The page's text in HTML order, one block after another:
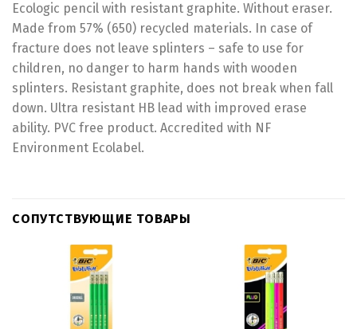
Ecologic pencil with resistant graphite. Without eraser.
Made from 57% (650) recycled materials. In case of
fracture does not leave splinters – safe to use for
children, no danger to harm hands with wooden
splinters. Resistant graphite, does not break when fall
down. Ultra resistant HB lead with improved erase
ability. PVC free product. Accredited with NF
Environment Ecolabel.
СОПУТСТВУЮЩИЕ ТОВАРЫ